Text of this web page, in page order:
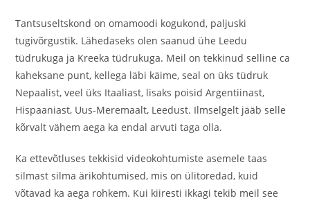
Tantsuseltskond on omamoodi kogukond, paljuski
tugivõrgustik. Lähedaseks olen saanud ühe Leedu
tüdrukuga ja Kreeka tüdrukuga. Meil on tekkinud selline ca
kaheksane punt, kellega läbi käime, seal on üks tüdruk
Nepaalist, veel üks Itaaliast, lisaks poisid Argentiinast,
Hispaaniast, Uus-Meremaalt, Leedust. Ilmselgelt jääb selle
kõrvalt vähem aega ka endal arvuti taga olla.
Ka ettevõtluses tekkisid videokohtumiste asemele taas
silmast silma ärikohtumised, mis on ülitoredad, kuid
võtavad ka aega rohkem. Kui kiiresti ikkagi tekib meil see